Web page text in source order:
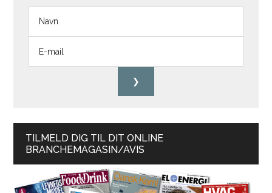
TILMELD DIG TIL DIT ONLINE
BRANCHEMAGASIN/AVIS